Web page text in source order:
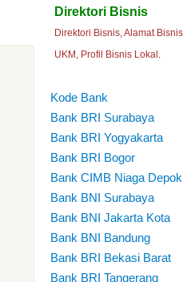
Direktori Bisnis
Direktori Bisnis, Alamat Bisnis
UKM, Profil Bisnis Lokal.
Kode Bank
Bank BRI Surabaya
Bank BRI Yogyakarta
Bank BRI Bogor
Bank CIMB Niaga Depok
Bank BNI Surabaya
Bank BNI Jakarta Kota
Bank BNI Bandung
Bank BRI Bekasi Barat
Bank BRI Tangerang